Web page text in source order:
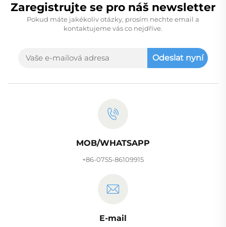
Zaregistrujte se pro náš newsletter
Pokud máte jakékoliv otázky, prosím nechte email a
kontaktujeme vás co nejdříve.
Odeslat nyní
MOB/WHATSAPP
+86-0755-86109915
E-mail